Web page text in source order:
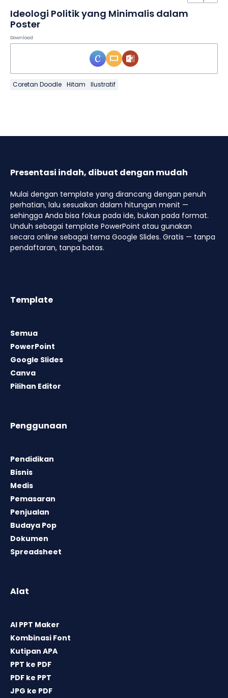
Ideologi Politik yang Minimalis dalam
Poster
Download
Coretan Doodle Hitam Ilustratif
Presentasi indah, dibuat dengan mudah
Mulai dengan template yang dirancang dengan penuh
perhatian, lalu sesuaikan dalam hitungan menit —
sehingga Anda bisa fokus pada ide, bukan pada format.
Unduh sebagai template PowerPoint atau gunakan
secara online sebagai tema Google Slides. Gratis — tanpa
pendaftaran, tanpa batas.
Template
Semua
PowerPoint
Google Slides
Canva
Pilihan Editor
Penggunaan
Pendidikan
Bisnis
Medis
Pemasaran
Penjualan
Budaya Pop
Dokumen
Spreadsheet
Alat
AI PPT Maker
Kombinasi Font
Kutipan APA
PPT ke PDF
PDF ke PPT
JPG ke PDF